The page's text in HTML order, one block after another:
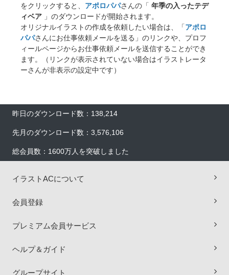
をクリックすると、 アポロパパさんの「 年季の入ったテデ
ィベア 」のダウンロードが開始されます。
オリジナルイラストの作成を依頼したい場合は、「アポロ
パパさんにお仕事依頼メールを送る」のリンクや、プロフ
ィールページからお仕事依頼メールを送信することができ
ます。（リンクが表示されていない場合はイラストレータ
ーさんが非表示の設定中です）
昨日のダウンロード数：138,214
先月のダウンロード数：3,576,106
総会員数：1600万人を突破しました
イラストACについて
会員登録
プレミアム会員サービス
ヘルプ＆ガイド
グループサイト